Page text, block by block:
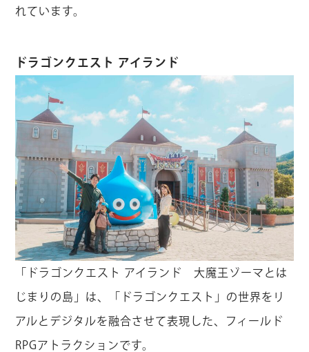
れています。
ドラゴンクエスト アイランド
「ドラゴンクエスト アイランド 大魔王ゾーマとは
じまりの島」は、「ドラゴンクエスト」の世界をリ
アルとデジタルを融合させて表現した、フィールド
RPGアトラクションです。